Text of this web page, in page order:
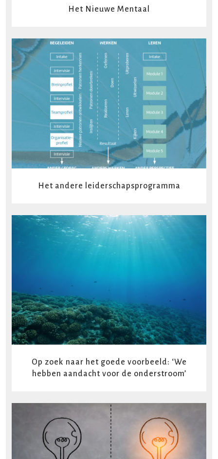
Het Nieuwe Mentaal
READ MORE
Het andere leiderschapsprogramma
READ MORE
Op zoek naar het goede voorbeeld: ‘We
hebben aandacht voor de onderstroom’